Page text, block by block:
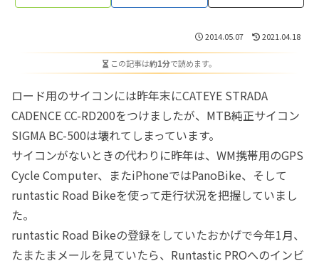
2014.05.07 2021.04.18
この記事は約1分で読めます。
ロード用のサイコンには昨年末にCATEYE STRADA
CADENCE CC-RD200をつけましたが、MTB純正サイコン
SIGMA BC-500は壊れてしまっています。
サイコンがないときの代わりに昨年は、WM携帯用のGPS
Cycle Computer、またiPhoneではPanoBike、そして
runtastic Road Bikeを使って走行状況を把握していまし
た。
runtastic Road Bikeの登録をしていたおかげで今年1月、
たまたまメールを見ていたら、Runtastic PROへのインビ